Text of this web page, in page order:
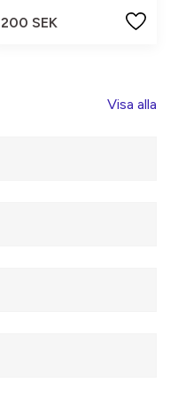
200 SEK
Visa alla